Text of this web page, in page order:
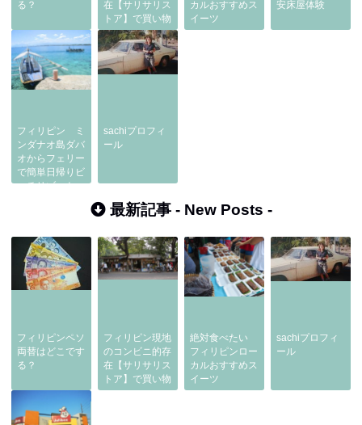
る？
在【サリサリス
トア】で買い物
カルおすすめス
イーツ
安床屋体験
フィリピン ミ
ンダナオ島ダバ
オからフェリー
で簡単日帰りビ
ーチリゾート
sachiプロフィ
ール
最新記事 - New Posts -
フィリピンペソ
両替はどこです
る？
フィリピン現地
のコンビニ的存
在【サリサリス
トア】で買い物
絶対食べたい
フィリピンロー
カルおすすめス
イーツ
sachiプロフィ
ール